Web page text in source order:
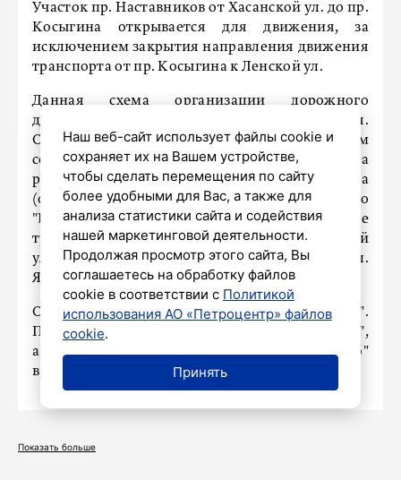
Участок пр. Наставников от Хасанской ул. до пр.
Косыгина открывается для движения, за
исключением закрытия направления движения
транспорта от пр. Косыгина к Ленской ул.
Данная схема организации дорожного
движения будет действовать по 10 февраля.
Организация: ООО "ЛСР-Строй" СПб. Об этом
сообщает ГАТИ СПб. В рамках производства
работ по строительству Фрунзенского радиуса
(от станции метро "Международная" до депо
"Южное") с 27 января по 12 марта движение
транспорта по нечетной стороне Бухарестской
ул. ограничили от Дунайского пр. до ул.
Ярослава Гашека.
Организация: ОАО "Метрострой".
Подписывайтесь на страницу ГАТИ "ВКонтакте",
а также на канал "Ограничения на дорогах СПб"
в Telegram.
Показать больше
Наш веб-сайт использует файлы cookie и
сохраняет их на Вашем устройстве,
чтобы сделать перемещения по сайту
более удобными для Вас, а также для
анализа статистики сайта и содействия
нашей маркетинговой деятельности.
Продолжая просмотр этого сайта, Вы
соглашаетесь на обработку файлов
cookie в соответствии с Политикой
использования АО «Петроцентр» файлов
cookie.
Принять